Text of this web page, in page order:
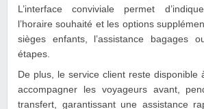
L’interface conviviale permet
l’horaire souhaité et les options
sièges enfants, l’assistance bagages
étapes.
De plus, le service client reste disponible
accompagner les voyageurs avant,
transfert, garantissant une assistance